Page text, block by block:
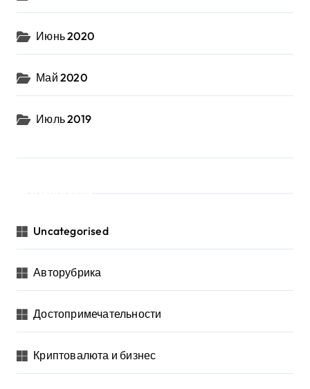
Июнь 2020
Май 2020
Июль 2019
Uncategorised
Авторубрика
Достопримечательности
Криптовалюта и бизнес